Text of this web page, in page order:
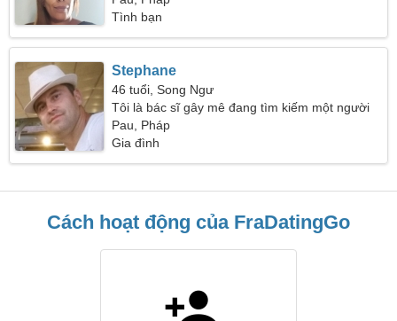
Tình bạn
Stephane
46 tuổi, Song Ngư
Tôi là bác sĩ gây mê đang tìm kiếm một người
phụ nữ sành điệu
Pau, Pháp
Gia đình
Cách hoạt động của FraDatingGo